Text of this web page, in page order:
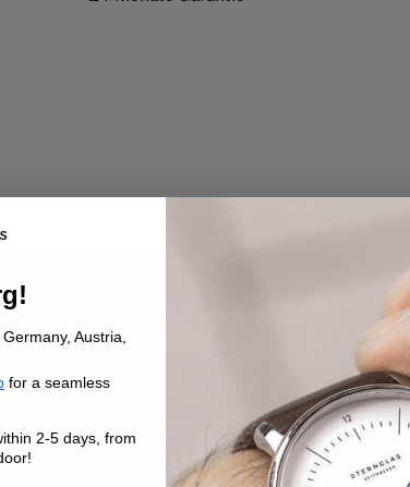
10€ Gutschein
Austria,
for a seamless
2-5 days, from